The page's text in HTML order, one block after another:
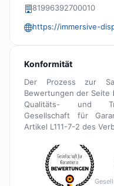
81996392700010
https://immersive-
Konformität
Der Prozess zur
Bewertungen der Seite
Qualitäts- und
Gesellschaft für
Artikel L111-7-2 des